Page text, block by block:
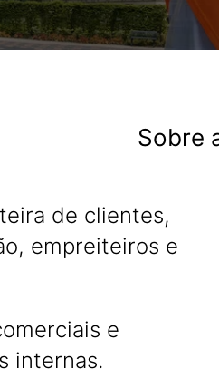
Sobre
de clientes,
empreiteiros e
e
internas.